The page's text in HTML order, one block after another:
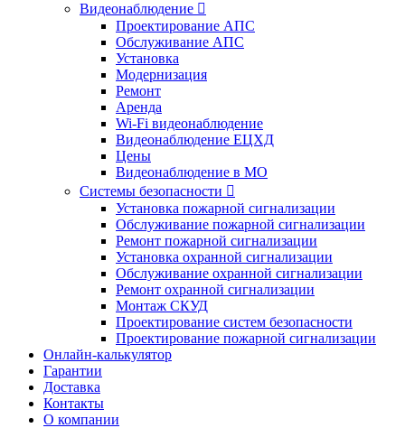
Видеонаблюдение 
Проектирование АПС
Обслуживание АПС
Установка
Модернизация
Ремонт
Аренда
Wi-Fi видеонаблюдение
Видеонаблюдение ЕЦХД
Цены
Видеонаблюдение в МО
Системы безопасности 
Установка пожарной сигнализации
Обслуживание пожарной сигнализации
Ремонт пожарной сигнализации
Установка охранной сигнализации
Обслуживание охранной сигнализации
Ремонт охранной сигнализации
Монтаж СКУД
Проектирование систем безопасности
Проектирование пожарной сигнализации
Онлайн-калькулятор
Гарантии
Доставка
Контакты
О компании